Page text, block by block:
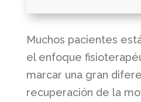
Muchos pacientes
el enfoque
marcar una gran
recuperación de la